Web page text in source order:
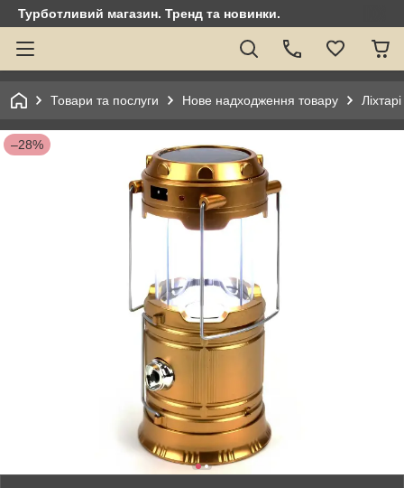
Турботливий магазин. Тренд та новинки.
Товари та послуги Нове надходження товару
–28%